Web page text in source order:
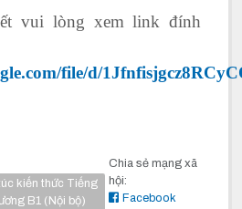
vui lòng xem link đính
file/d/
kiến thức Tiếng
B1 (Nội bộ)
Chia sẻ mạng xã
hội:
Facebook